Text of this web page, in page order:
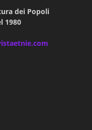
dei Popoli
1980